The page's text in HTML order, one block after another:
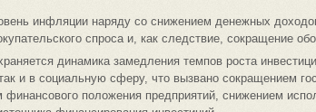
инфляции наряду со снижением денежных
спроса и, как следствие, сокращение
динамика замедления темпов роста
и в социальную сферу, что вызвано сокращением
положения предприятий, снижением